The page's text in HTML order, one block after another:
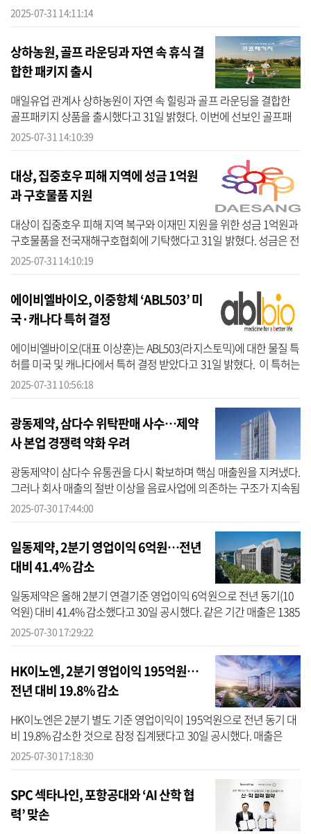
다. 한국필립모리스는 사업을 통해 탄소 저감뿐만 아니라 공장 폐수
2025-07-31 14:11:14
상하농원, 골프 라운딩과 자연 속 휴식 결
합한 패키지 출시
매일유업 관계사 상하농원이 자연 속 힐링과 골프 라운딩을 결합한
골프패키지 상품을 출시했다고 31일 밝혔다. 이번에 선보인 골프패
키지는 상하농원 인근에 있는 골프장과 상하농원의 숙박, 조식, 스파,
2025-07-31 14:10:39
대상, 집중호우 피해 지역에 성금 1억원
과 구호물품 지원
대상이 집중호우 피해 지역 복구와 이재민 지원을 위한 성금 1억원과
구호물품을 전국재해구호협회에 기탁했다고 31일 밝혔다. 성금은 전
국재해구호협회를 통해 집중호우로 어려움을 겪는 이재민들의 생계
2025-07-31 14:10:19
에이비엘바이오, 이중항체 ‘ABL503’ 미
국·캐나다 특허 결정
에이비엘바이오(대표 이상훈)는 ABL503(라지스토믹)에 대한 물질 특
허를 미국 및 캐나다에서 특허 결정 받았다고 31일 밝혔다. 이 특허는
2019년 2월 국제 출원됐으며, 현재 미국 외 콜롬비아, 중국, 말레이
2025-07-31 10:56:18
광동제약, 삼다수 위탁판매 사수…제약
사 본업 경쟁력 약화 우려
광동제약이 삼다수 유통권을 다시 확보하며 핵심 매출원을 지켜냈다.
그러나 회사 매출의 절반 이상을 음료사업에 의존하는 구조가 지속됨
에 따라 제약사로서의 본업 경쟁력이 더 악화될 것이라는 지적도 나
2025-07-30 17:44:00
일동제약, 2분기 영업이익 6억원…전년
대비 41.4% 감소
일동제약은 올해 2분기 연결기준 영업이익 6억원으로 전년 동기(10
억원) 대비 41.4% 감소했다고 30일 공시했다. 같은 기간 매출은 1385
억원으로 전년 동기(1522억원) 대비 9% 감소했다. 당기순손실은 39
2025-07-30 17:29:22
HK이노엔, 2분기 영업이익 195억원…
전년 대비 19.8% 감소
HK이노엔은 2분기 별도 기준 영업이익이 195억원으로 전년 동기 대
비 19.8% 감소한 것으로 잠정 집계됐다고 30일 공시했다. 매출은
2631억원으로 전년 동기보다 20% 증가했다. 당기순이익은 120억원
2025-07-30 17:18:30
SPC 섹타나인, 포항공대와 ‘AI 산학 협
력’ 맞손